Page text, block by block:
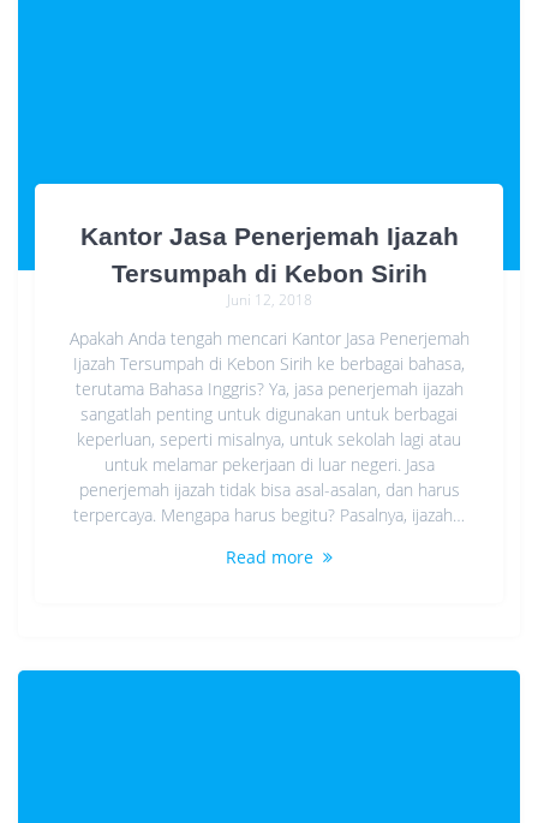
Kantor Jasa Penerjemah Ijazah
Tersumpah di Kebon Sirih
Juni 12, 2018
Apakah Anda tengah mencari Kantor Jasa Penerjemah
Ijazah Tersumpah di Kebon Sirih ke berbagai bahasa,
terutama Bahasa Inggris? Ya, jasa penerjemah ijazah
sangatlah penting untuk digunakan untuk berbagai
keperluan, seperti misalnya, untuk sekolah lagi atau
untuk melamar pekerjaan di luar negeri. Jasa
penerjemah ijazah tidak bisa asal-asalan, dan harus
terpercaya. Mengapa harus begitu? Pasalnya, ijazah…
Read more